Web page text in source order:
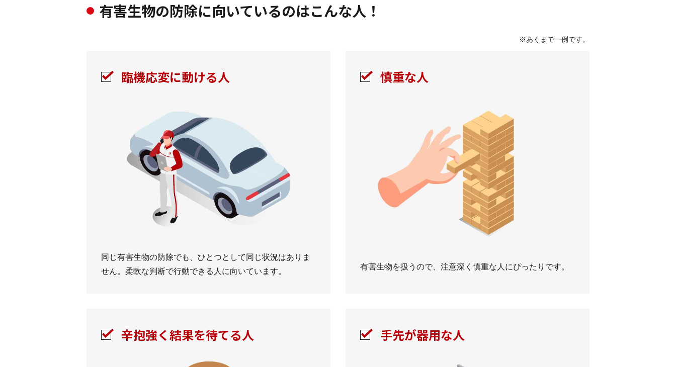
有害生物の防除に向いているのはこんな人！
※あくまで一例です。
臨機応変に動ける人
同じ有害生物の防除でも、ひとつとして同じ状況はありま
せん。柔軟な判断で行動できる人に向いています。
慎重な人
有害生物を扱うので、注意深く慎重な人にぴったりです。
辛抱強く結果を待てる人 手先が器用な人